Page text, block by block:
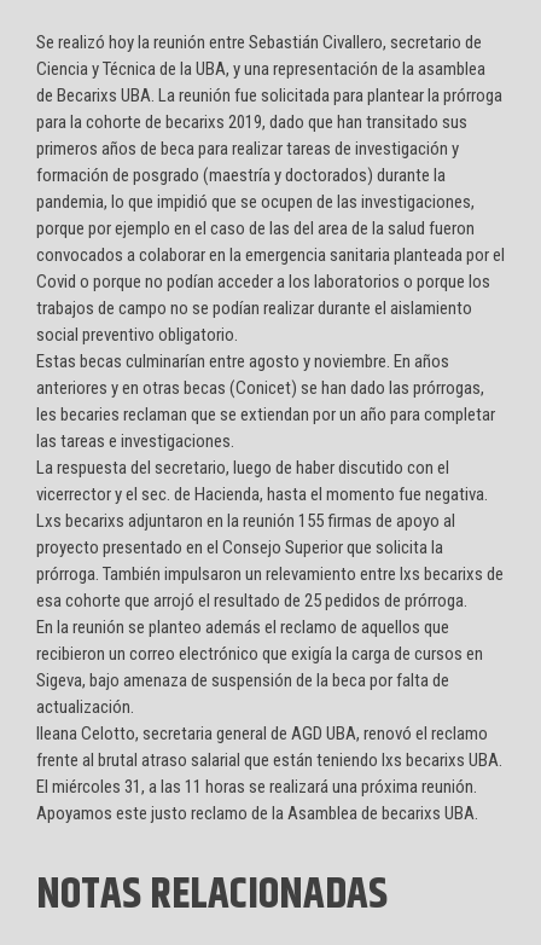
Se realizó hoy la reunión entre Sebastián Civallero, secretario de
Ciencia y Técnica de la UBA, y una representación de la asamblea
de Becarixs UBA. La reunión fue solicitada para plantear la prórroga
para la cohorte de becarixs 2019, dado que han transitado sus
primeros años de beca para realizar tareas de investigación y
formación de posgrado (maestría y doctorados) durante la
pandemia, lo que impidió que se ocupen de las investigaciones,
porque por ejemplo en el caso de las del area de la salud fueron
convocados a colaborar en la emergencia sanitaria planteada por el
Covid o porque no podían acceder a los laboratorios o porque los
trabajos de campo no se podían realizar durante el aislamiento
social preventivo obligatorio.
Estas becas culminarían entre agosto y noviembre. En años
anteriores y en otras becas (Conicet) se han dado las prórrogas,
les becaries reclaman que se extiendan por un año para completar
las tareas e investigaciones.
La respuesta del secretario, luego de haber discutido con el
vicerrector y el sec. de Hacienda, hasta el momento fue negativa.
Lxs becarixs adjuntaron en la reunión 155 firmas de apoyo al
proyecto presentado en el Consejo Superior que solicita la
prórroga. También impulsaron un relevamiento entre lxs becarixs de
esa cohorte que arrojó el resultado de 25 pedidos de prórroga.
En la reunión se planteo además el reclamo de aquellos que
recibieron un correo electrónico que exigía la carga de cursos en
Sigeva, bajo amenaza de suspensión de la beca por falta de
actualización.
Ileana Celotto, secretaria general de AGD UBA, renovó el reclamo
frente al brutal atraso salarial que están teniendo lxs becarixs UBA.
El miércoles 31, a las 11 horas se realizará una próxima reunión.
Apoyamos este justo reclamo de la Asamblea de becarixs UBA.
NOTAS RELACIONADAS